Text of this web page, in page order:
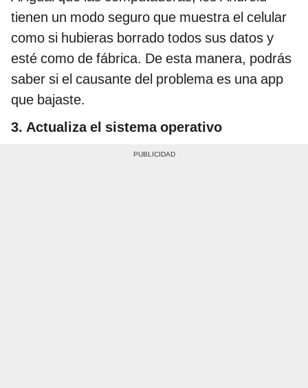
tienen un modo seguro que muestra el celular
como si hubieras borrado todos sus datos y
esté como de fábrica. De esta manera, podrás
saber si el causante del problema es una app
que bajaste.
3. Actualiza el sistema operativo